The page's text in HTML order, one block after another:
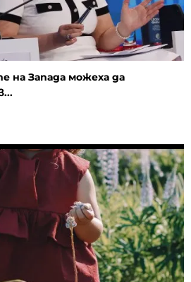
на Запада можеха да